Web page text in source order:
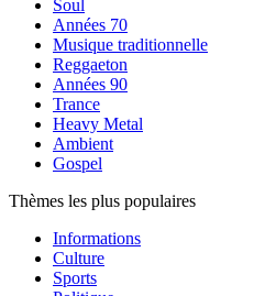
Soul
Années 70
Musique traditionnelle
Reggaeton
Années 90
Trance
Heavy Metal
Ambient
Gospel
Thèmes les plus populaires
Informations
Culture
Sports